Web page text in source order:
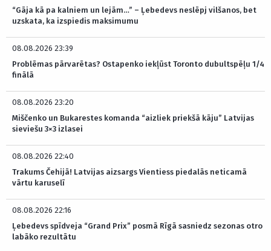
“Gāja kā pa kalniem un lejām…” – Ļebedevs neslēpj vilšanos, bet
uzskata, ka izspiedis maksimumu
08.08.2026 23:39
Problēmas pārvarētas? Ostapenko iekļūst Toronto dubultspēļu 1/4
finālā
08.08.2026 23:20
Miščenko un Bukarestes komanda “aizliek priekšā kāju” Latvijas
sieviešu 3×3 izlasei
08.08.2026 22:40
Trakums Čehijā! Latvijas aizsargs Vientiess piedalās neticamā
vārtu karuselī
08.08.2026 22:16
Ļebedevs spīdveja “Grand Prix” posmā Rīgā sasniedz sezonas otro
labāko rezultātu